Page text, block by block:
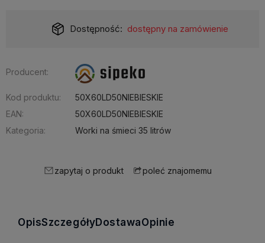
Dostępność: dostępny na zamówienie
Producent:
Kod produktu:
50X60LD50NIEBIESKIE
EAN:
50X60LD50NIEBIESKIE
Kategoria:
Worki na śmieci 35 litrów
zapytaj o produkt poleć znajomemu
OpisSzczegółyDostawaOpinie